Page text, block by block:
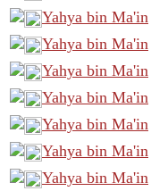
Yahya bin Ma'in
Yahya bin Ma'in
Yahya bin Ma'in
Yahya bin Ma'in
Yahya bin Ma'in
Yahya bin Ma'in
Yahya bin Ma'in